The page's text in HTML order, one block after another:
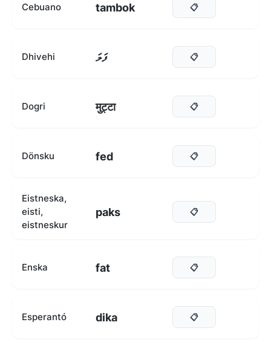
Cebuano tambok 📋
Dhivehi ފަލަ 📋
Dogri मुट्टा 📋
Dönsku fed 📋
Eistneska,
eisti,
eistneskur
paks 📋
Enska fat 📋
Esperantó dika 📋